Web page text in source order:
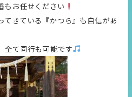
もお任せください
てきている『かつら』も自信があ
全て同行も可能です